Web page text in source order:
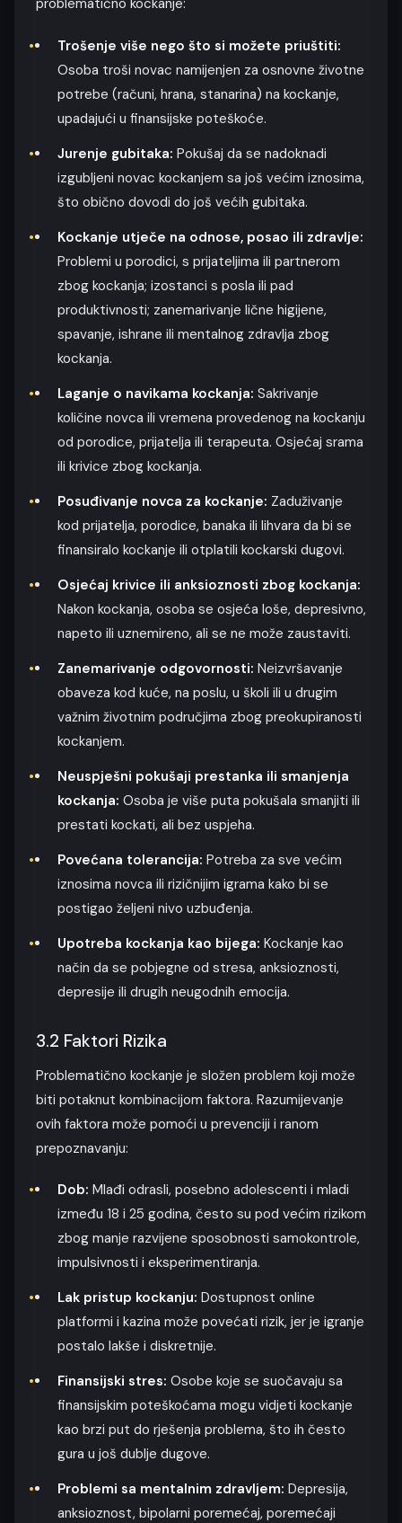
problematično kockanje:
Trošenje više nego što si možete priuštiti:
Osoba troši novac namijenjen za osnovne životne
potrebe (računi, hrana, stanarina) na kockanje,
upadajući u finansijske poteškoće.
Jurenje gubitaka: Pokušaj da se nadoknadi
izgubljeni novac kockanjem sa još većim iznosima,
što obično dovodi do još većih gubitaka.
Kockanje utječe na odnose, posao ili zdravlje:
Problemi u porodici, s prijateljima ili partnerom
zbog kockanja; izostanci s posla ili pad
produktivnosti; zanemarivanje lične higijene,
spavanje, ishrane ili mentalnog zdravlja zbog
kockanja.
Laganje o navikama kockanja: Sakrivanje
količine novca ili vremena provedenog na kockanju
od porodice, prijatelja ili terapeuta. Osjećaj srama
ili krivice zbog kockanja.
Posuđivanje novca za kockanje: Zaduživanje
kod prijatelja, porodice, banaka ili lihvara da bi se
finansiralo kockanje ili otplatili kockarski dugovi.
Osjećaj krivice ili anksioznosti zbog kockanja:
Nakon kockanja, osoba se osjeća loše, depresivno,
napeto ili uznemireno, ali se ne može zaustaviti.
Zanemarivanje odgovornosti: Neizvršavanje
obaveza kod kuće, na poslu, u školi ili u drugim
važnim životnim područjima zbog preokupiranosti
kockanjem.
Neuspješni pokušaji prestanka ili smanjenja
kockanja: Osoba je više puta pokušala smanjiti ili
prestati kockati, ali bez uspjeha.
Povećana tolerancija: Potreba za sve većim
iznosima novca ili rizičnijim igrama kako bi se
postigao željeni nivo uzbuđenja.
Upotreba kockanja kao bijega: Kockanje kao
način da se pobjegne od stresa, anksioznosti,
depresije ili drugih neugodnih emocija.
3.2 Faktori Rizika
Problematično kockanje je složen problem koji može
biti potaknut kombinacijom faktora. Razumijevanje
ovih faktora može pomoći u prevenciji i ranom
prepoznavanju:
Dob: Mlađi odrasli, posebno adolescenti i mladi
između 18 i 25 godina, često su pod većim rizikom
zbog manje razvijene sposobnosti samokontrole,
impulsivnosti i eksperimentiranja.
Lak pristup kockanju: Dostupnost online
platformi i kazina može povećati rizik, jer je igranje
postalo lakše i diskretnije.
Finansijski stres: Osobe koje se suočavaju sa
finansijskim poteškoćama mogu vidjeti kockanje
kao brzi put do rješenja problema, što ih često
gura u još dublje dugove.
Problemi sa mentalnim zdravljem: Depresija,
anksioznost, bipolarni poremećaj, poremećaji